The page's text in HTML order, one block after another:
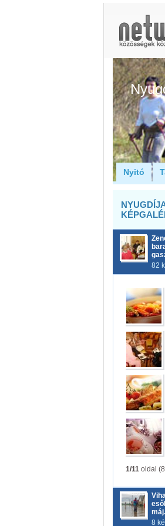
Nyitó
82
1/11oldal
máj.
8